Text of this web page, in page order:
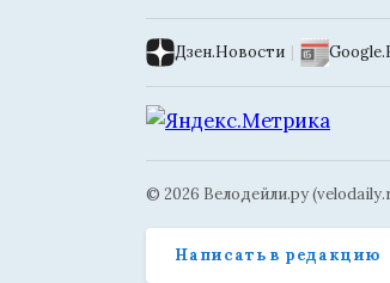
Дзен.Новости |
© 2026 Велодейли.ру
Написать в редакцию